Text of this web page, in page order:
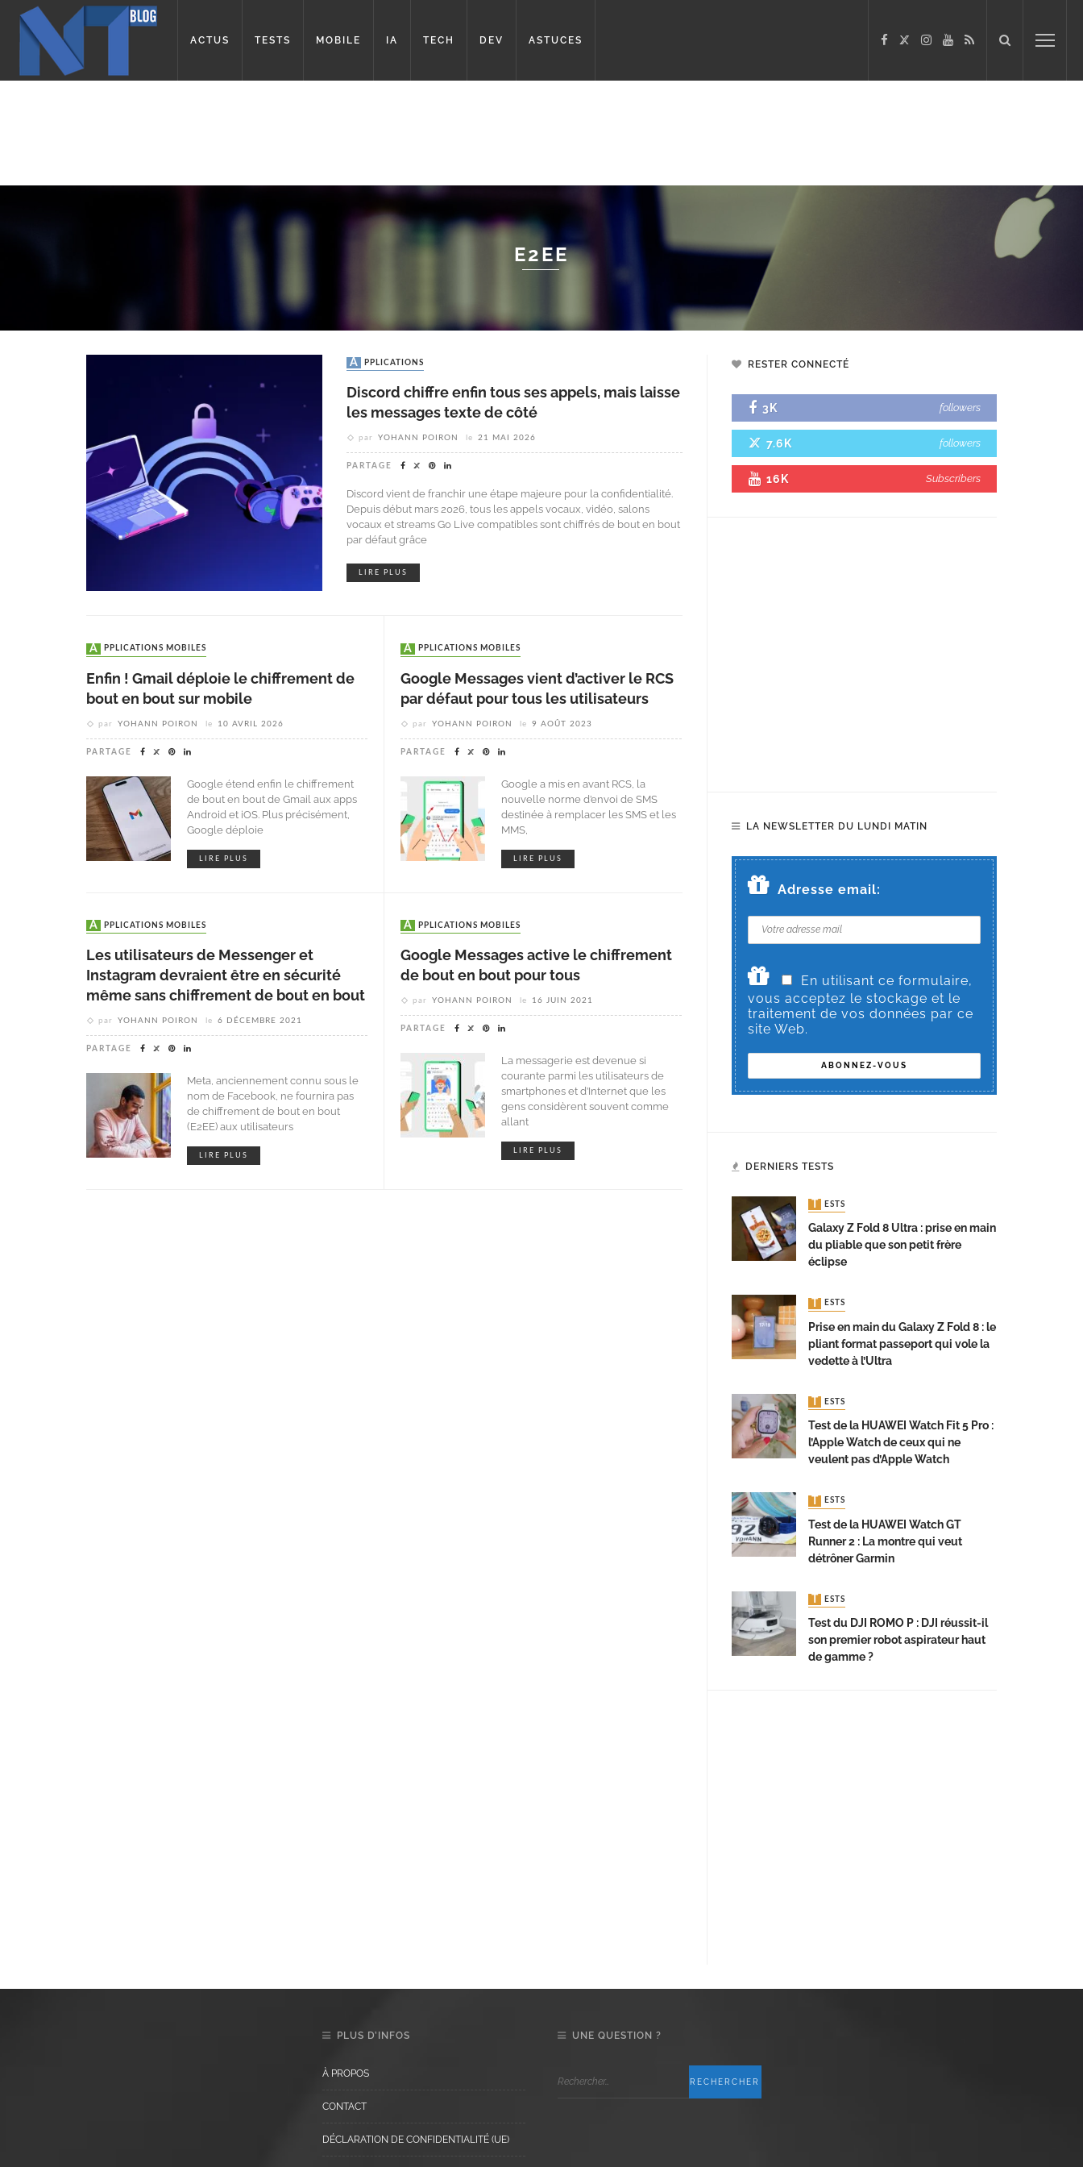
ACTUS TESTS MOBILE IA TECH DEV ASTUCES
E2EE
APPLICATIONS
Discord chiffre enfin tous ses appels, mais laisse
les messages texte de côté
par YOHANN POIRON le 21 MAI 2026
PARTAGE
Discord vient de franchir une étape majeure pour la confidentialité.
Depuis début mars 2026, tous les appels vocaux, vidéo, salons
vocaux et streams Go Live compatibles sont chiffrés de bout en bout
par défaut grâce
LIRE PLUS
APPLICATIONS MOBILES
Enfin ! Gmail déploie le chiffrement de
bout en bout sur mobile
par YOHANN POIRON le 10 AVRIL 2026
PARTAGE
Google étend enfin le chiffrement
de bout en bout de Gmail aux apps
Android et iOS. Plus précisément,
Google déploie
LIRE PLUS
APPLICATIONS MOBILES
Google Messages vient d’activer le RCS
par défaut pour tous les utilisateurs
par YOHANN POIRON le 9 AOÛT 2023
PARTAGE
Google a mis en avant RCS, la
nouvelle norme d’envoi de SMS
destinée à remplacer les SMS et les
MMS,
LIRE PLUS
APPLICATIONS MOBILES
Les utilisateurs de Messenger et
Instagram devraient être en sécurité
même sans chiffrement de bout en bout
par YOHANN POIRON le 6 DÉCEMBRE 2021
PARTAGE
Meta, anciennement connu sous le
nom de Facebook, ne fournira pas
de chiffrement de bout en bout
(E2EE) aux utilisateurs
LIRE PLUS
APPLICATIONS MOBILES
Google Messages active le chiffrement
de bout en bout pour tous
par YOHANN POIRON le 16 JUIN 2021
PARTAGE
La messagerie est devenue si
courante parmi les utilisateurs de
smartphones et d’Internet que les
gens considèrent souvent comme
allant
LIRE PLUS
RESTER CONNECTÉ
3K followers
7.6K followers
16K Subscribers
LA NEWSLETTER DU LUNDI MATIN
Adresse email:
En utilisant ce formulaire,
vous acceptez le stockage et le
traitement de vos données par ce
site Web.
DERNIERS TESTS
TESTS
Galaxy Z Fold 8 Ultra : prise en main
du pliable que son petit frère
éclipse
TESTS
Prise en main du Galaxy Z Fold 8 : le
pliant format passeport qui vole la
vedette à l’Ultra
TESTS
Test de la HUAWEI Watch Fit 5 Pro :
l’Apple Watch de ceux qui ne
veulent pas d’Apple Watch
TESTS
Test de la HUAWEI Watch GT
Runner 2 : La montre qui veut
détrôner Garmin
TESTS
Test du DJI ROMO P : DJI réussit-il
son premier robot aspirateur haut
de gamme ?
PLUS D’INFOS
À PROPOS
CONTACT
DÉCLARATION DE CONFIDENTIALITÉ (UE)
UNE QUESTION ?